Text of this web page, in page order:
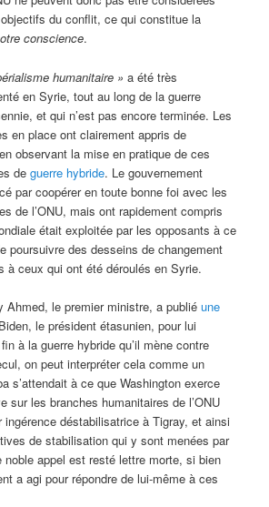
du conflit, ce qui constitue la
conscience.
humanitaire » a été très
en Syrie, tout au long de la guerre
et qui n’est pas encore terminée. Les
en place ont clairement appris de
observant la mise en pratique de ces
deguerre hybride. Le gouvernement
par coopérer en toute bonne foi avec les
de l’ONU, mais ont rapidement compris
était exploitée par les opposants à ce
poursuivre des desseins de changement
à ceux qui ont été déroulés en Syrie.
Ahmed, le premier ministre, a publiéune
le président étasunien, pour lui
à la guerre hybride qu’il mène contre
on peut interpréter cela comme un
s’attendait à ce que Washington exerce
sur les branches humanitaires de l’ONU
ingérence déstabilisatrice à Tigray, et ainsi
de stabilisation qui y sont menées par
noble appel est resté lettre morte, si bien
a agi pour répondre de lui-même à ces